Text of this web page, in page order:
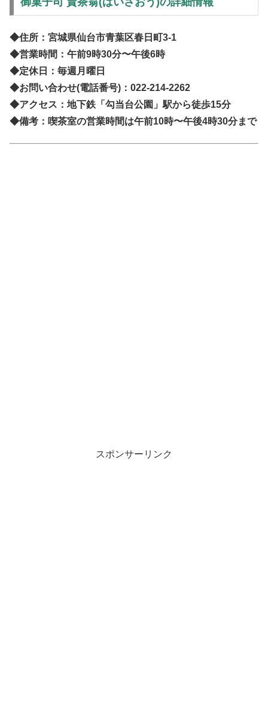
◆住所：宮城県仙台市青葉区春日町3-1
◆営業時間：午前9時30分〜午後6時
◆定休日：毎週月曜日
◆お問い合わせ(電話番号)：022-214-2262
◆アクセス：地下鉄「勾当台公園」駅から徒歩15分
◆備考：喫茶室の営業時間は午前10時〜午後4時30分まで
スポンサーリンク